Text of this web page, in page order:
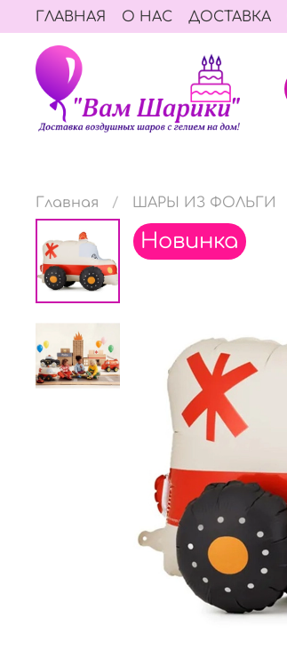
ГЛАВНАЯ О НАС ДОСТАВКА
Главная ШАРЫ ИЗ ФОЛЬГИ
Новинка